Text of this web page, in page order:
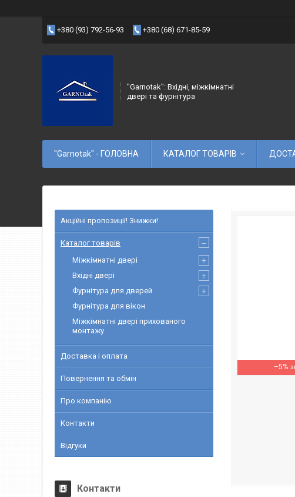
+380 (93) 792-56-93 +380 (68) 671-85-59
"Garnotak": Вхідні, міжкімнатні
двері та фурнітура
"Garnotak" - ГОЛОВНА КАТАЛОГ ТОВАРІВ
–5%
Акційні пропозиції! Знижки!
Каталог товарів
Міжкімнатні двері
Вхідні двері
Фурнітура для дверей
Фурнітура для вікон
Міжкімнатні двері прихованого
монтажу
Доставка і оплата
Повернення та обмін
Про компанію
Контакти
Відгуки
Контакти